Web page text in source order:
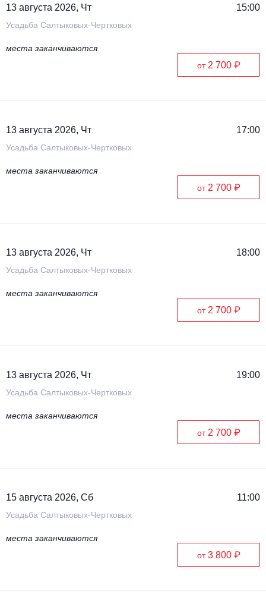
13 августа 2026, Чт 15:00
Усадьба Салтыковых-Чертковых
места заканчиваются
от 2 700 ₽
13 августа 2026, Чт 17:00
Усадьба Салтыковых-Чертковых
места заканчиваются
от 2 700 ₽
13 августа 2026, Чт 18:00
Усадьба Салтыковых-Чертковых
места заканчиваются
от 2 700 ₽
13 августа 2026, Чт 19:00
Усадьба Салтыковых-Чертковых
места заканчиваются
от 2 700 ₽
15 августа 2026, Сб 11:00
Усадьба Салтыковых-Чертковых
места заканчиваются
от3 800 ₽